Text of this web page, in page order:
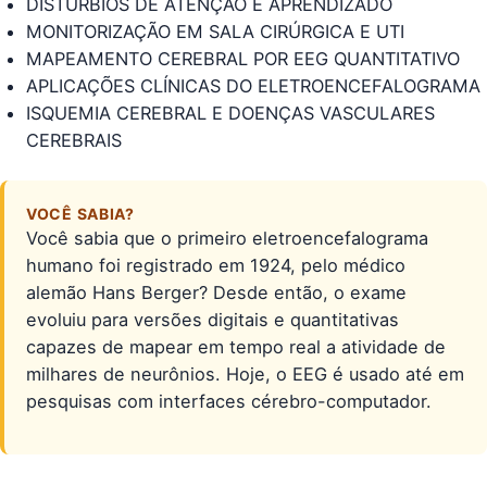
DISTÚRBIOS DE ATENÇÃO E APRENDIZADO
MONITORIZAÇÃO EM SALA CIRÚRGICA E UTI
MAPEAMENTO CEREBRAL POR EEG QUANTITATIVO
APLICAÇÕES CLÍNICAS DO ELETROENCEFALOGRAMA
ISQUEMIA CEREBRAL E DOENÇAS VASCULARES
CEREBRAIS
VOCÊ SABIA?
Você sabia que o primeiro eletroencefalograma
humano foi registrado em 1924, pelo médico
alemão Hans Berger? Desde então, o exame
evoluiu para versões digitais e quantitativas
capazes de mapear em tempo real a atividade de
milhares de neurônios. Hoje, o EEG é usado até em
pesquisas com interfaces cérebro-computador.